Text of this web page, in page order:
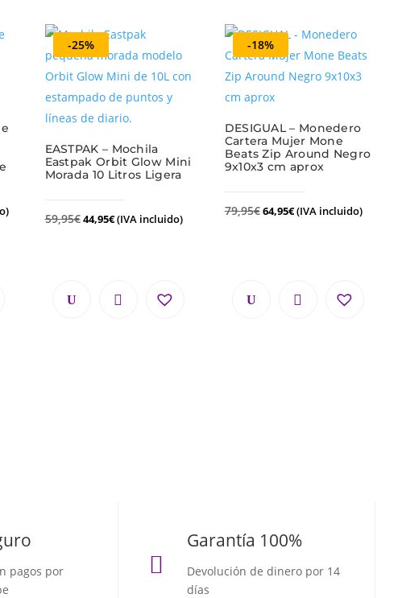
-25%
EASTPAK – Mochila
Eastpak Orbit Glow Mini
Morada 10 Litros Ligera
59,95€44,95€(IVA incluido)
-18%
DESIGUAL – Monedero
Cartera Mujer Mone
Beats Zip Around Negro
9x10x3 cm aprox
79,95€64,95€(IVA incluido)
pagos por

Garantía 100%
Devolución de dinero por 14
días